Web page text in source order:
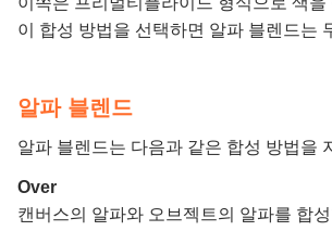
이 합성 방법을 선택하면 알파 블렌드는
알파 블렌드
알파 블렌드는 다음과 같은 합성 방법을
Over
캔버스의 알파와 오브젝트의 알파를 합